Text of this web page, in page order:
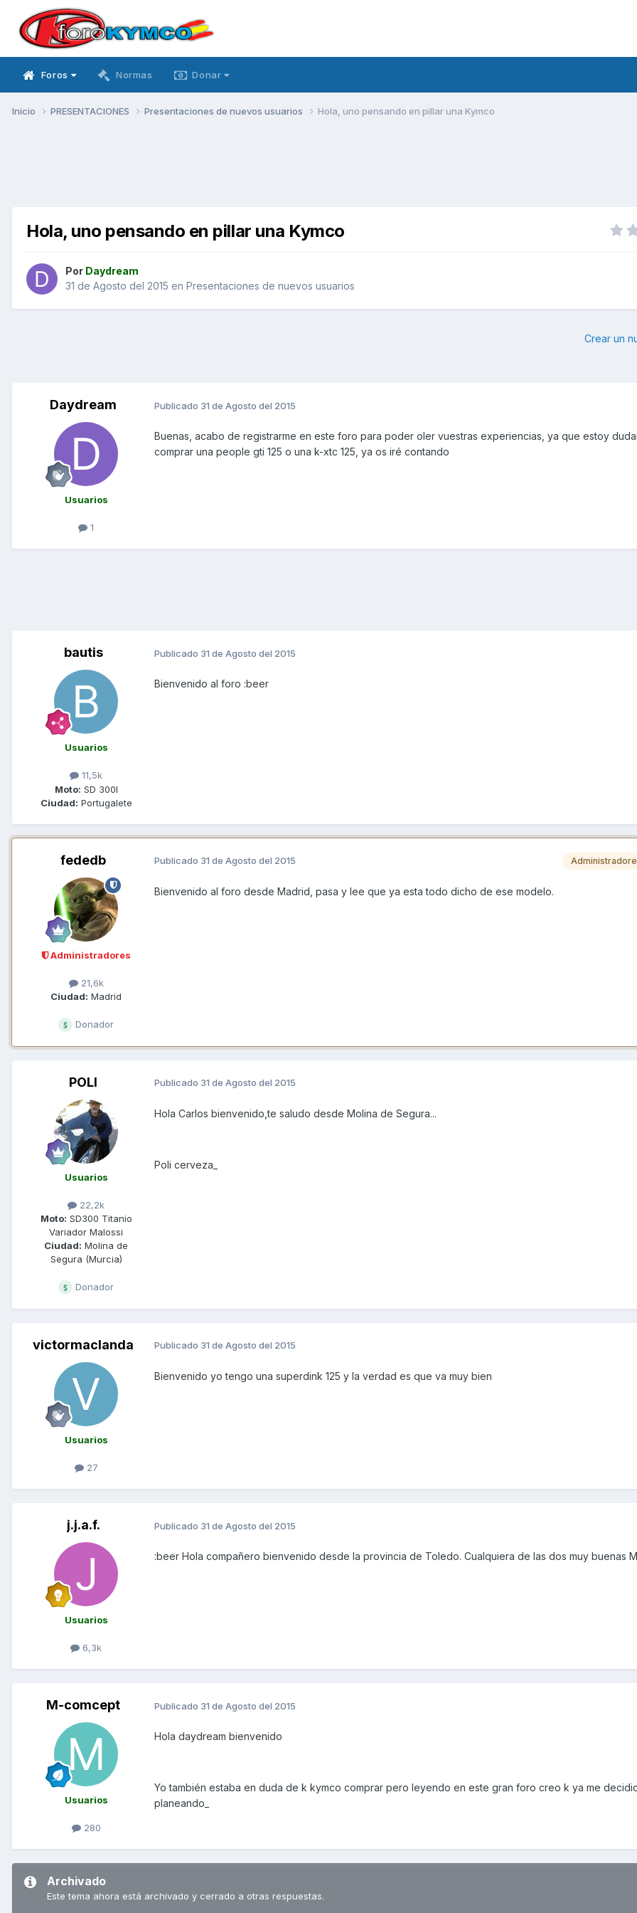
Foros Normas Donar
Inicio PRESENTACIONES Presentaciones de nuevos usuarios Hola, uno pensando en pillar una Kymco
Hola, uno pensando en pillar una Kymco
Por Daydream
31 de Agosto del 2015 en Presentaciones de nuevos usuarios
Crear un
Daydream
Usuarios
1
Publicado 31 de Agosto del 2015
Buenas, acabo de registrarme en este foro para poder oler vuestras experiencias, ya que estoy
comprar una people gti 125 o una k-xtc 125, ya os iré contando
bautis
Usuarios
11,5k
Moto: SD 300I
Ciudad: Portugalete
Publicado 31 de Agosto del 2015
Bienvenido al foro :beer
fededb
Administradores
21,6k
Ciudad: Madrid
Donador
Publicado 31 de Agosto del 2015
Bienvenido al foro desde Madrid, pasa y lee que ya esta todo dicho de ese modelo.
POLI
Usuarios
22,2k
Moto: SD300 Titanio
Variador Malossi
Ciudad: Molina de
Segura (Murcia)
Donador
Publicado 31 de Agosto del 2015
Hola Carlos bienvenido,te saludo desde Molina de Segura...
Poli cerveza_
victormaclanda
Usuarios
27
Publicado 31 de Agosto del 2015
Bienvenido yo tengo una superdink 125 y la verdad es que va muy bien
j.j.a.f.
Usuarios
6,3k
Publicado 31 de Agosto del 2015
:beer Hola compañero bienvenido desde la provincia de Toledo. Cualquiera de las dos muy buenas
M-comcept
Usuarios
280
Publicado 31 de Agosto del 2015
Hola daydream bienvenido
Yo también estaba en duda de k kymco comprar pero leyendo en este gran foro creo k ya me
planeando_
Archivado
Este tema ahora está archivado y cerrado a otras respuestas.